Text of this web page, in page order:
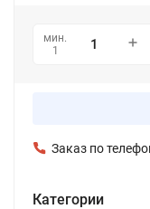
мин.
1
Заказ по
Категории